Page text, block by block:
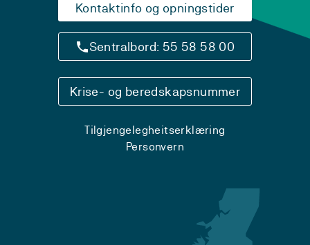
Kontaktinfo og opningstider
Sentralbord: 55 58 58 00
Krise- og beredskapsnummer
Tilgjengelegheitserklæring
Personvern